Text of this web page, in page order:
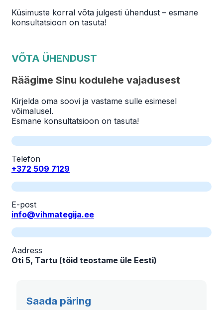
Küsimuste korral võta julgesti ühendust – esmane
konsultatsioon on tasuta!
VÕTA ÜHENDUST
Räägime Sinu kodulehe vajadusest
Kirjelda oma soovi ja vastame sulle esimesel
võimalusel.
Esmane konsultatsioon on tasuta!
Telefon
+372 509 7129
E-post
info@vihmategija.ee
Aadress
Oti 5, Tartu (töid teostame üle Eesti)
Saada päring